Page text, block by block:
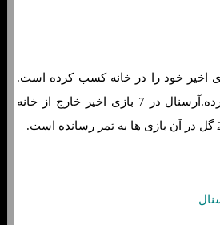
8 پیروزی از 9 بازی اخیر خود را در خانه کسب کرده است.
23 گل زده و 11 گل خورده.آرسنال در 7 بازی اخیر خارج از خانه